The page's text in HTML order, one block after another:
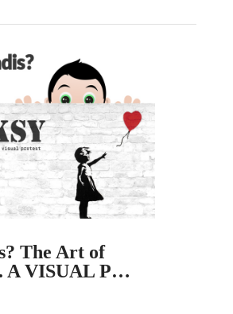
The Art of
A VISUAL P…